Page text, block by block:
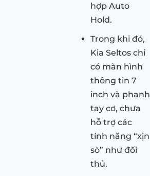
hợp Auto
Hold.
Trong khi đó,
Kia Seltos chỉ
có màn hình
thông tin 7
inch và phanh
tay cơ, chưa
hỗ trợ các
tính năng “xịn
sò” như đối
thủ.